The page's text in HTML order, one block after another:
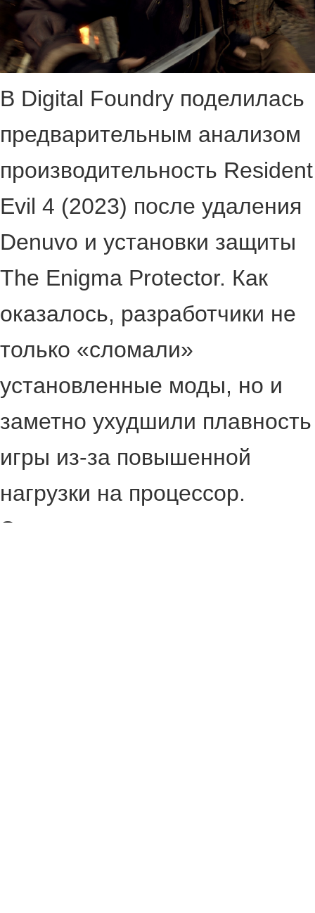
В Digital Foundry поделилась
предварительным анализом
производительность Resident
Evil 4 (2023) после удаления
Denuvo и установки защиты
The Enigma Protector. Как
оказалось, разработчики не
только «сломали»
установленные моды, но и
заметно ухудшили плавность
игры из-за повышенной
нагрузки на процессор.
Эксперты показали, что в